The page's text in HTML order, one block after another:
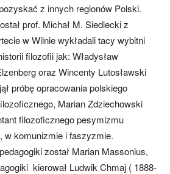
z innych regionów Polski.
prof. Michał M. Siedlecki z
w Wilnie wykładali tacy wybitni
filozofii jak: Władysław
oraz Wincenty Lutosławski
próbę opracowania polskiego
Marian Zdziechowski
filozoficznego pesymizmu
w komunizmie i faszyzmie.
został Marian Massonius,
kierował Ludwik Chmaj ( 1888-